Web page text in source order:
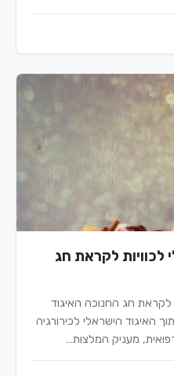
לכוויות לקראת חג
לקראת חג החנוכה האיגוד
האיגוד הישראלי לכירורגיה
מעניק המלצות…